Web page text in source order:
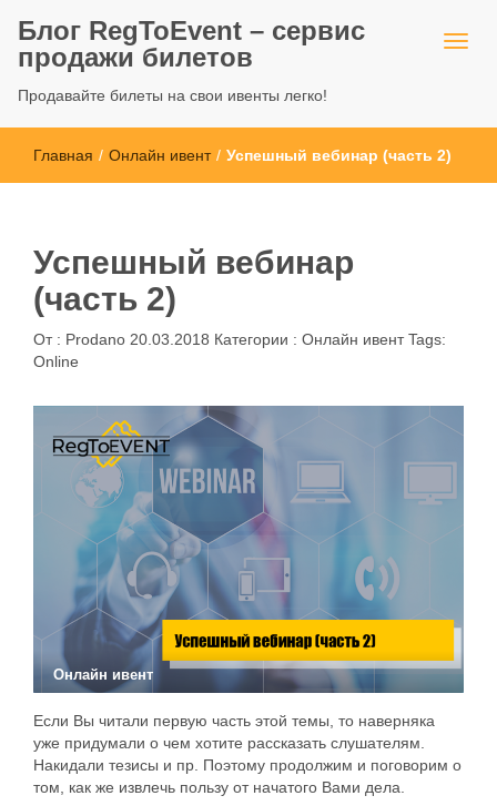
Блог RegToEvent – сервис
продажи билетов
Продавайте билеты на свои ивенты легко!
Главная / Онлайн ивент / Успешный вебинар (часть 2)
Успешный вебинар
(часть 2)
От : Prodano 20.03.2018 Категории : Онлайн ивент Tags:
Online
Онлайн ивент
Если Вы читали первую часть этой темы, то наверняка
уже придумали о чем хотите рассказать слушателям.
Накидали тезисы и пр. Поэтому продолжим и поговорим о
том, как же извлечь пользу от начатого Вами дела.